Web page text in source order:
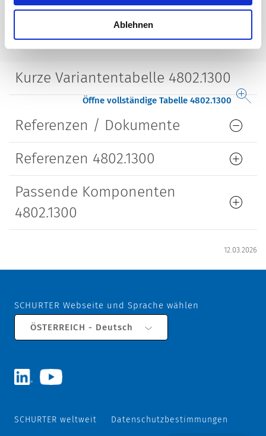
Ablehnen
Lebensdauer 10000 Steckzyklen
Kurze Variantentabelle 4802.1300
Öffne vollständige Tabelle 4802.1300
Referenzen / Dokumente
Referenzen 4802.1300
Passende Komponenten
4802.1300
12.03.2026
SCHURTER Webseite und Sprache wählen
ÖSTERREICH - Deutsch
SCHURTER weltweit Datenschutzbestimmungen